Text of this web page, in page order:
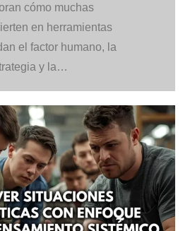
cómo muchas
en herramientas
el factor humano, la
y la…